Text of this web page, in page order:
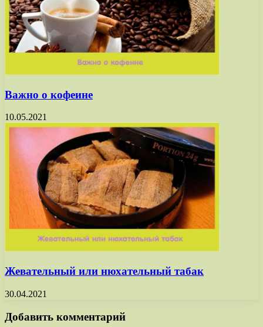
Важно о кофеине
10.05.2021
Жевательный или нюхательный табак
30.04.2021
Добавить комментарий